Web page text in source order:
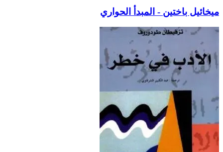
ميخائيل باختين - المبدأ الحواري